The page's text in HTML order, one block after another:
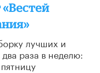
лучших и
два раза в неделю: